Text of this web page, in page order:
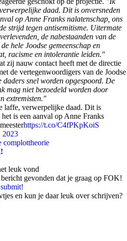
daad. Dit is onversneden
op Anne Franks nalatenschap, ons
strijd tegen antisemitisme. Uitermate
de nabestaanden van de
hele Joodse gemeenschap en
racisme en intolerantie leiden."
zij nauw contact heeft met de directie
de vertegenwoordigers van de Joodse
daders snel worden opgespoord. De
mag niet bezoedeld worden door
extremisten."
laffe, verwerpelijke daad. Dit is
is een aanval op Anne Franks
https://t.co/C4fPKpKoiS
2023
complottheorie
leuk vond
gevonden dat je graag op FOK!
en kun je daar leuk over schrijven?